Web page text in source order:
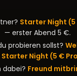
Starter Night
— erster Abend 5 €.
probieren sollst?
Starter Night (5 €
dabei? Freund